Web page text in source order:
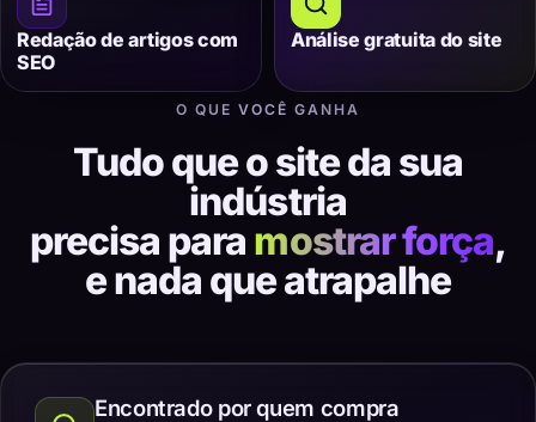
Redação de artigos com
SEO
Análise gratuita do site
O QUE VOCÊ GANHA
Tudo que o site da sua
indústria
precisa para mostrar força,
e nada que atrapalhe
Encontrado por quem compra